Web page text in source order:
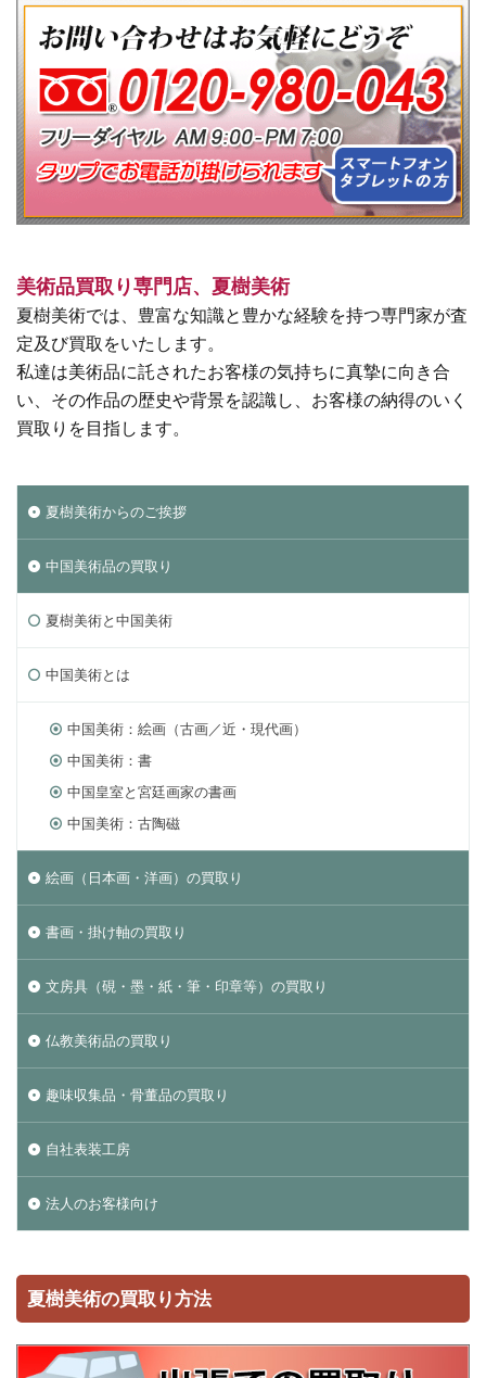
美術品買取り専門店、夏樹美術
夏樹美術では、豊富な知識と豊かな経験を持つ専門家が査
定及び買取をいたします。
私達は美術品に託されたお客様の気持ちに真摯に向き合
い、その作品の歴史や背景を認識し、お客様の納得のいく
買取りを目指します。
夏樹美術からのご挨拶
中国美術品の買取り
夏樹美術と中国美術
中国美術とは
中国美術：絵画（古画／近・現代画）
中国美術：書
中国皇室と宮廷画家の書画
中国美術：古陶磁
絵画（日本画・洋画）の買取り
書画・掛け軸の買取り
文房具（硯・墨・紙・筆・印章等）の買取り
仏教美術品の買取り
趣味収集品・骨董品の買取り
自社表装工房
法人のお客様向け
夏樹美術の買取り方法